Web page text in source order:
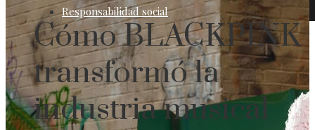
Responsabilidad social
Cómo BLACKPINK
transformó la
industria musical